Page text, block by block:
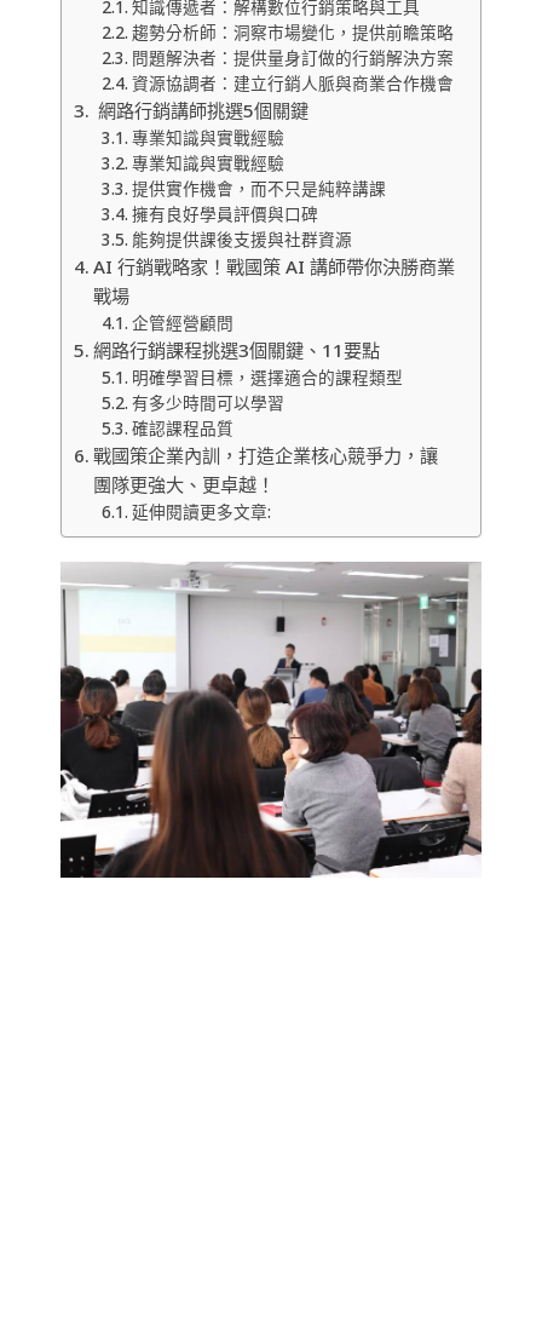
知識傳遞者：解構數位行銷策略與工具
趨勢分析師：洞察市場變化，提供前瞻策略
問題解決者：提供量身訂做的行銷解決方案
資源協調者：建立行銷人脈與商業合作機會
網路行銷講師挑選5個關鍵
專業知識與實戰經驗
專業知識與實戰經驗
提供實作機會，而不只是純粹講課
擁有良好學員評價與口碑
能夠提供課後支援與社群資源
AI 行銷戰略家！戰國策 AI 講師帶你決勝商業
戰場
企管經營顧問
網路行銷課程挑選3個關鍵、11要點
明確學習目標，選擇適合的課程類型
有多少時間可以學習
確認課程品質
戰國策企業內訓，打造企業核心競爭力，讓
團隊更強大、更卓越！
延伸閱讀更多文章: